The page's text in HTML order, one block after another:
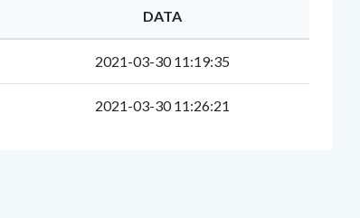
DATA
2021-03-30 11:19:35
2021-03-30 11:26:21